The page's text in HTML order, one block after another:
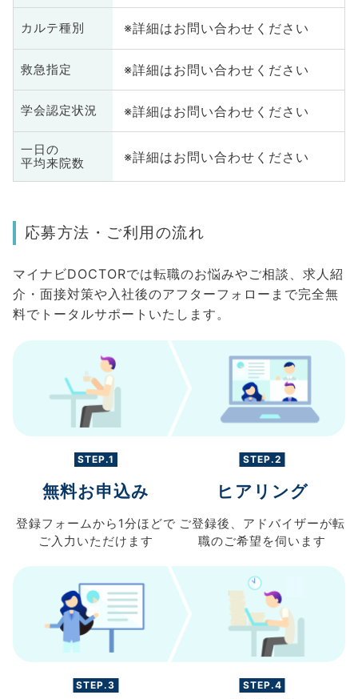
カルテ種別 ※詳細はお問い合わせください
救急指定 ※詳細はお問い合わせください
学会認定状況 ※詳細はお問い合わせください
一日の
平均来院数
※詳細はお問い合わせください
応募方法・ご利用の流れ
マイナビDOCTORでは転職のお悩みやご相談、求人紹
介・面接対策や入社後のアフターフォローまで完全無
料でトータルサポートいたします。
STEP.1
無料お申込み
登録フォームから 1分ほどで
ご入力 いただけます
STEP.2
ヒアリング
ご登録後、 アドバイザーが転
職のご希望を伺います
STEP.3 STEP.4